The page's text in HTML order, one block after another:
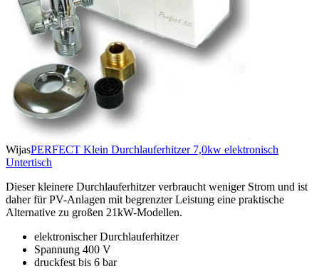
WijasPERFECT Klein Durchlauferhitzer 7,0kw elektronisch
Untertisch
Dieser kleinere Durchlauferhitzer verbraucht weniger Strom und ist
daher für PV-Anlagen mit begrenzter Leistung eine praktische
Alternative zu großen 21kW-Modellen.
elektronischer Durchlauferhitzer
Spannung 400 V
druckfest bis 6 bar